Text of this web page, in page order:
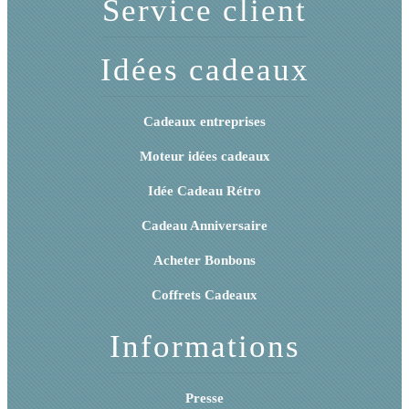
Service client
Idées cadeaux
Cadeaux entreprises
Moteur idées cadeaux
Idée Cadeau Rétro
Cadeau Anniversaire
Acheter Bonbons
Coffrets Cadeaux
Informations
Presse